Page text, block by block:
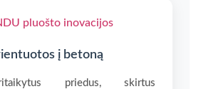
į betoną
priedus, skirtus